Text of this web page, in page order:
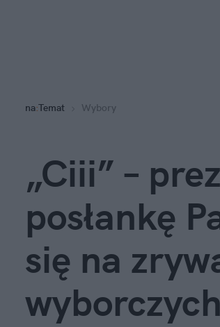
na:Temat Wybory
„Ciii” –
posłankę
się na
wyborczych